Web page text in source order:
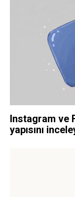
Instagram ve
yapısını